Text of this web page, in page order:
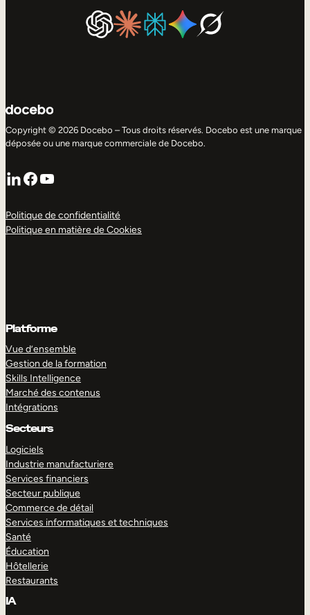
Copyright © 2026 Docebo – Tous droits réservés. Docebo est une marque
déposée ou une marque commerciale de Docebo.
LinkedIn
Facebook
YouTube
Politique de confidentialité
Politique en matière de Cookies
Platforme
Vue d’ensemble
Gestion de la formation
Skills Intelligence
Marché des contenus
Intégrations
Secteurs
Logiciels
Industrie manufacturiere
Services financiers
Secteur publique
Commerce de détail
Services informatiques et techniques
Santé
Éducation
Hôtellerie
Restaurants
IA